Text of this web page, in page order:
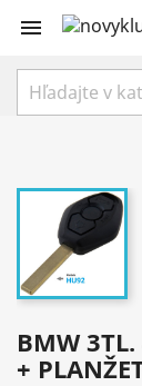

BMW
+